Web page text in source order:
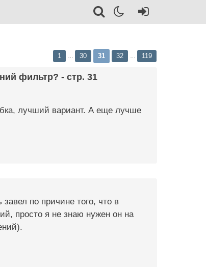
1 30 31 32 119
фильтр? - стр. 31
лучший вариант. А еще лучше
по причине того, что в
просто я не знаю нужен он на